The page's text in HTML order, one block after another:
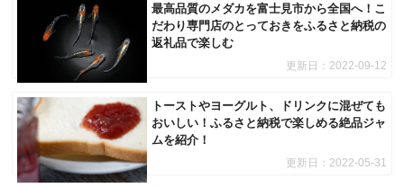
最高品質のメダカを富士見市から全国へ！こ
だわり専門店のとっておきをふるさと納税の
返礼品で楽しむ
更新日： 2022-09-12
トーストやヨーグルト、ドリンクに混ぜても
おいしい！ふるさと納税で楽しめる絶品ジャ
ムを紹介！
更新日： 2022-05-31